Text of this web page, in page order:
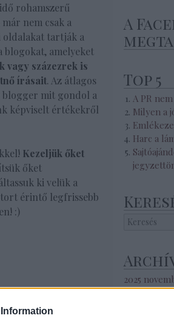
rohamszerű
nem csak a
tartják a
blogokat, amelyeket
vagy százezrek is
írásait. Az átlagos
blogger mit gondol a
képviselt értékekről
Kezeljük őket
őket
ki velük a
érintő legfrissebb
:)
A
Top 5
A PR
Milyen a
Harc a
2025
2025